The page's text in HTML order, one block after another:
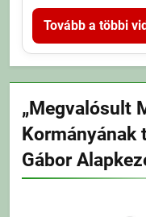
Tovább a többi
„Megvalósult
Kormányának
Gábor